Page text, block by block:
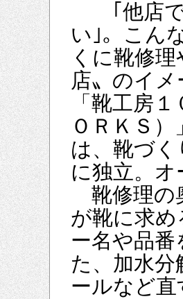
｢他店で
い｣。こん
くに靴修
店〟のイ
「靴工房
ＯＲＫＳ
は、靴づ
に独立。
靴修理の
が靴に求
ー名や品
た、加水
ールなど